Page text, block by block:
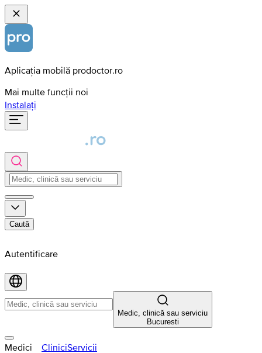
Aplicația mobilă prodoctor.ro
Mai multe funcții noi
Instalați
Caută
Autentificare
Medic, clinică sau serviciu
Bucuresti
Medici CliniciServicii